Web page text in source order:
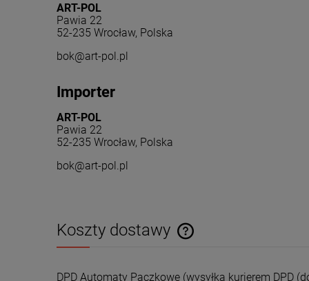
ART-POL
Pawia 22
52-235 Wrocław, Polska
bok@art-pol.pl
Importer
ART-POL
Pawia 22
52-235 Wrocław, Polska
bok@art-pol.pl
Koszty dostawy
płatności
DPD Automaty Paczkowe (wysyłka kurierem DPD